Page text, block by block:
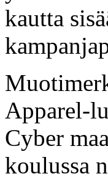
kautta
Apparel-
Cyber
koulussa